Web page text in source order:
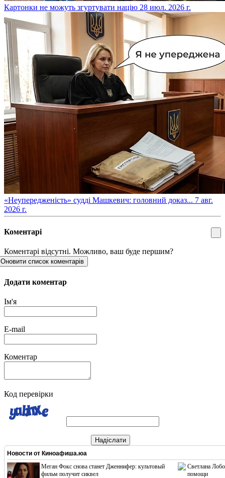
​Картонки не можуть згуртувати націю 28 июл. 2026 г.
​«Неупередженість» судді Машкевич: головний доказ... 7 авг.
2026 г.
Коментарі
Коментарі відсутні. Можливо, ваш буде першим?
Оновити список коментарів
Додати коментар
Ім'я
E-mail
Коментар
Код перевірки
Надіслати
Новости от Киноафиша.юа
Меган Фокс снова станет Дженнифер: культовый
фильм получит сиквел
Светлана
помощи